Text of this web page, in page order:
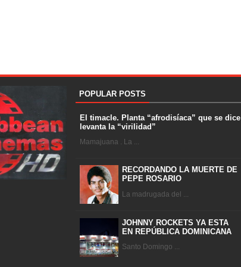
POPULAR POSTS
El timacle. Planta “afrodisíaca” que se dice
levanta la “virilidad”
Mamajuana . La ...
RECORDANDO LA MUERTE DE
PEPE ROSARIO
La madrugada del ...
JOHNNY ROCKETS YA ESTA
EN REPÚBLICA DOMINICANA
Santo Domingo ...